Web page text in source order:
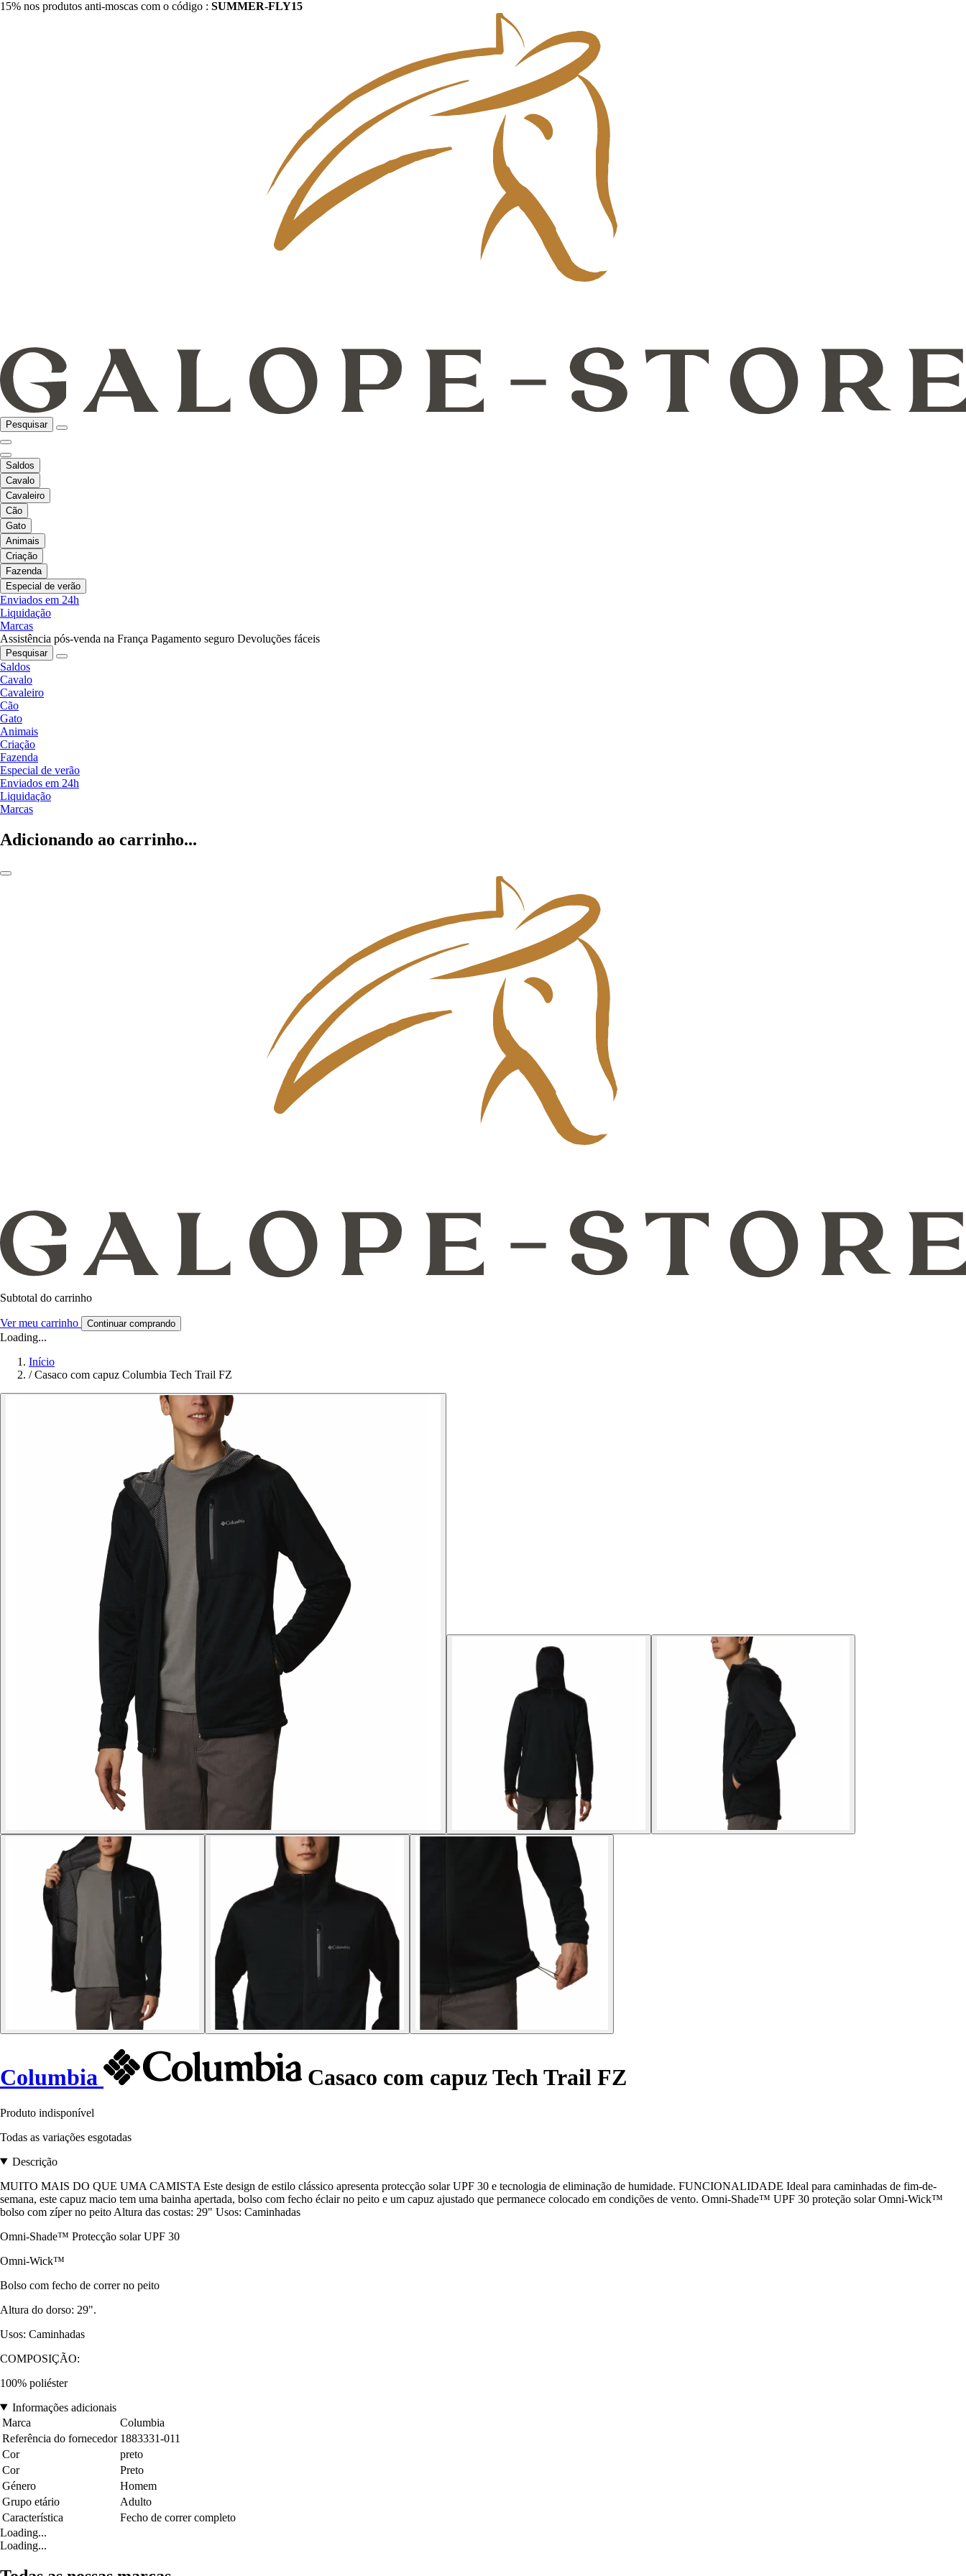
15% nos produtos anti-moscas com o código : SUMMER-FLY15
Pesquisar
Saldos
Cavalo
Cavaleiro
Cão
Gato
Animais
Criação
Fazenda
Especial de verão
Enviados em 24h
Liquidação
Marcas
Assistência pós-venda na França Pagamento seguro Devoluções fáceis
Pesquisar
Saldos
Cavalo
Cavaleiro
Cão
Gato
Animais
Criação
Fazenda
Especial de verão
Enviados em 24h
Liquidação
Marcas
Adicionando ao carrinho...
Subtotal do carrinho
Ver meu carrinho Continuar comprando
Loading...
Início
/ Casaco com capuz Columbia Tech Trail FZ
Columbia Casaco com capuz Tech Trail FZ
Produto indisponível
Todas as variações esgotadas
Descrição
MUITO MAIS DO QUE UMA CAMISTA Este design de estilo clássico apresenta protecção solar UPF 30 e tecnologia de eliminação de humidade. FUNCIONALIDADE Ideal para caminhadas de fim-de-
semana, este capuz macio tem uma bainha apertada, bolso com fecho éclair no peito e um capuz ajustado que permanece colocado em condições de vento. Omni-Shade™ UPF 30 proteção solar Omni-Wick™
bolso com zíper no peito Altura das costas: 29" Usos: Caminhadas
Omni-Shade™ Protecção solar UPF 30
Omni-Wick™
Bolso com fecho de correr no peito
Altura do dorso: 29".
Usos: Caminhadas
COMPOSIÇÃO:
100% poliéster
Informações adicionais
Marca
Columbia
Referência do fornecedor 1883331-011
Cor
preto
Cor
Preto
Género
Homem
Grupo etário
Adulto
Característica
Fecho de correr completo
Loading...
Loading...